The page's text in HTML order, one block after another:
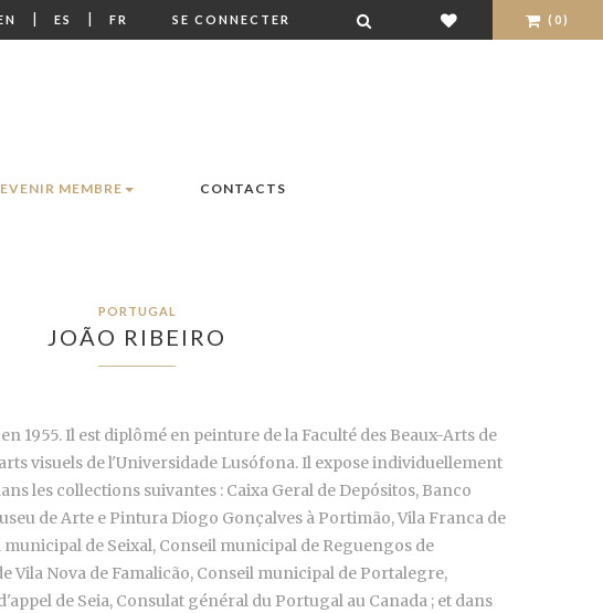
| ES | FR SE CONNECTER (0)
MEMBRE CONTACTS
PORTUGAL
JOÃO RIBEIRO
1955. Il est diplômé en peinture de la Faculté des Beaux-Arts de
visuels de l'Universidade Lusófona. Il expose individuellement
les collections suivantes : Caixa Geral de Depósitos, Banco
de Arte e Pintura Diogo Gonçalves à Portimão, Vila Franca de
de Seixal, Conseil municipal de Reguengos de
Vila Nova de Famalicão, Conseil municipal de Portalegre,
de Seia, Consulat général du Portugal au Canada ; et dans